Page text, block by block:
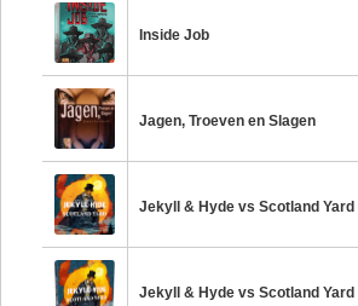
Inside Job
Jagen, Troeven en Slagen
Jekyll & Hyde vs Scotland Yard
Jekyll & Hyde vs Scotland Yard